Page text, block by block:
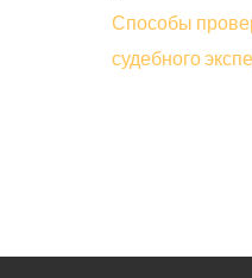
Способы
судебного